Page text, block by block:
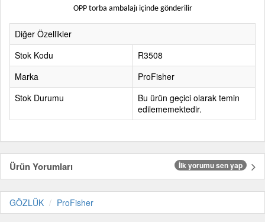
OPP torba ambalajı içinde gönderilir
Diğer Özellikler
Stok Kodu
R3508
Marka
ProFisher
Stok Durumu
Bu ürün geçici olarak temin
edilememektedir.
Ürün Yorumları İlk yorumu sen yap
GÖZLÜK ProFisher